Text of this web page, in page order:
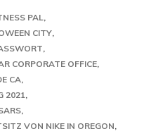
PAL
CITY
CORPORATE OFFICE
CA
2021
VON NIKE IN OREGON